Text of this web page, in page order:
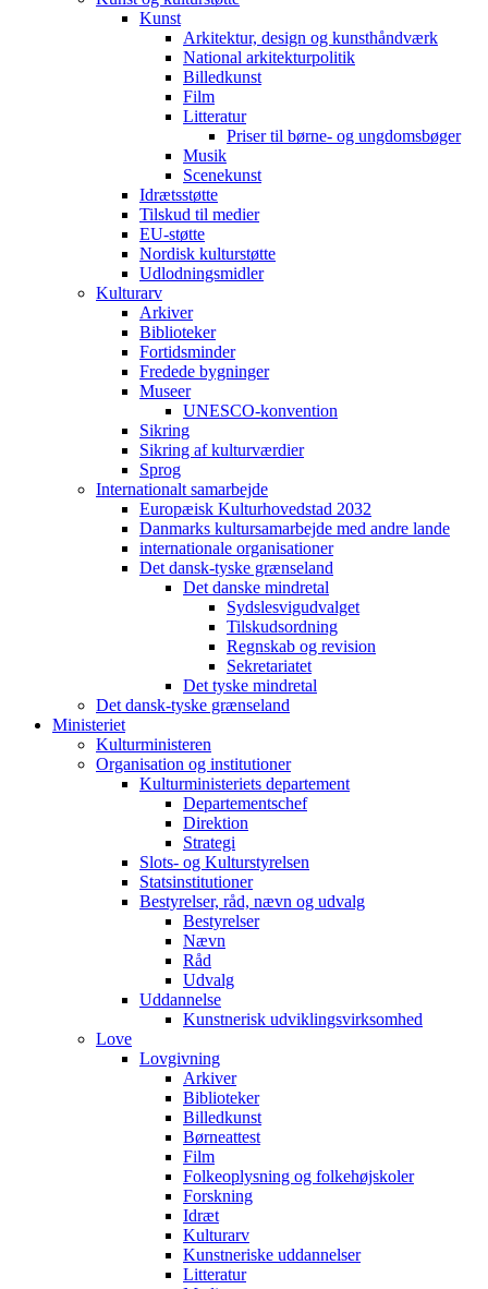
Kunst
Arkitektur, design og kunsthåndværk
National arkitekturpolitik
Billedkunst
Film
Litteratur
Priser til børne- og ungdomsbøger
Musik
Scenekunst
Idrætsstøtte
Tilskud til medier
EU-støtte
Nordisk kulturstøtte
Udlodningsmidler
Kulturarv
Arkiver
Biblioteker
Fortidsminder
Fredede bygninger
Museer
UNESCO-konvention
Sikring
Sikring af kulturværdier
Sprog
Internationalt samarbejde
Europæisk Kulturhovedstad 2032
Danmarks kultursamarbejde med andre lande
internationale organisationer
Det dansk-tyske grænseland
Det danske mindretal
Sydslesvigudvalget
Tilskudsordning
Regnskab og revision
Sekretariatet
Det tyske mindretal
Det dansk-tyske grænseland
Ministeriet
Kulturministeren
Organisation og institutioner
Kulturministeriets departement
Departementschef
Direktion
Strategi
Slots- og Kulturstyrelsen
Statsinstitutioner
Bestyrelser, råd, nævn og udvalg
Bestyrelser
Nævn
Råd
Udvalg
Uddannelse
Kunstnerisk udviklingsvirksomhed
Love
Lovgivning
Arkiver
Biblioteker
Billedkunst
Børneattest
Film
Folkeoplysning og folkehøjskoler
Forskning
Idræt
Kulturarv
Kunstneriske uddannelser
Litteratur